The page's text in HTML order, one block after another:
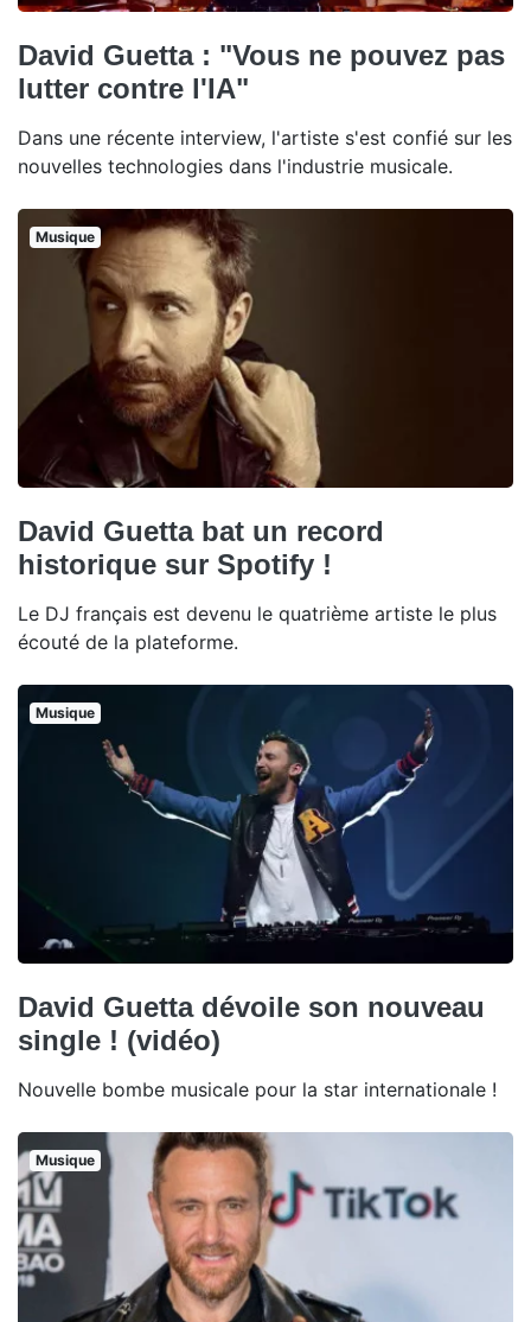
David Guetta : "Vous ne pouvez pas
lutter contre l'IA"
Dans une récente interview, l'artiste s'est confié sur les
nouvelles technologies dans l'industrie musicale.
Musique
David Guetta bat un record
historique sur Spotify !
Le DJ français est devenu le quatrième artiste le plus
écouté de la plateforme.
Musique
David Guetta dévoile son nouveau
single ! (vidéo)
Nouvelle bombe musicale pour la star internationale !
Musique